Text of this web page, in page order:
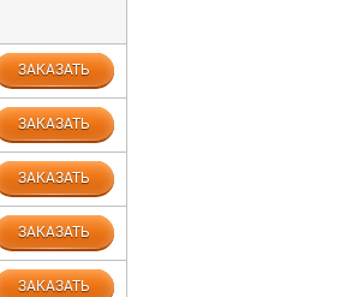
ЗАКАЗАТЬ
ЗАКАЗАТЬ
ЗАКАЗАТЬ
ЗАКАЗАТЬ
ЗАКАЗАТЬ